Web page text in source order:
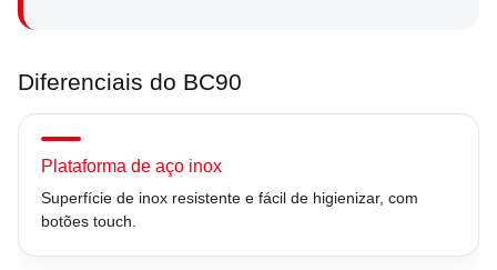
Diferenciais do BC90
Plataforma de aço inox
Superfície de inox resistente e fácil de higienizar, com
botões touch.